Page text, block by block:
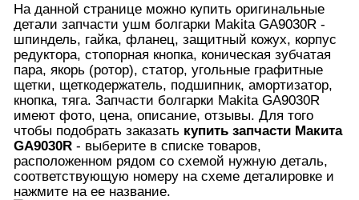
На данной странице можно купить оригинальные
детали запчасти ушм болгарки Makita GA9030R -
шпиндель, гайка, фланец, защитный кожух, корпус
редуктора, стопорная кнопка, коническая зубчатая
пара, якорь (ротор), статор, угольные графитные
щетки, щеткодержатель, подшипник, амортизатор,
кнопка, тяга. Запчасти болгарки Makita GA9030R
имеют фото, цена, описание, отзывы. Для того
чтобы подобрать заказать купить запчасти Макита
GA9030R- выберите в списке товаров,
расположенном рядом со схемой нужную деталь,
соответствующую номеру на схеме деталировке и
нажмите на ее название.